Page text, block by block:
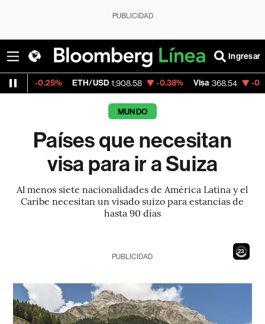
PUBLICIDAD
Ingresar
ETH/USD 1,908.58 -0.38% Visa 368.54 -0.28%
MUNDO
Países que necesitan
visa para ir a Suiza
Al menos siete nacionalidades de América Latina y el
Caribe necesitan un visado suizo para estancias de
hasta 90 días
21
PUBLICIDAD